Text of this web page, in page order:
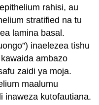
rahisi, au
stratified na tu
lamina basal.
inaelezea tishu
ambazo
zaidi ya moja.
maalumu
inaweza kutofautiana.